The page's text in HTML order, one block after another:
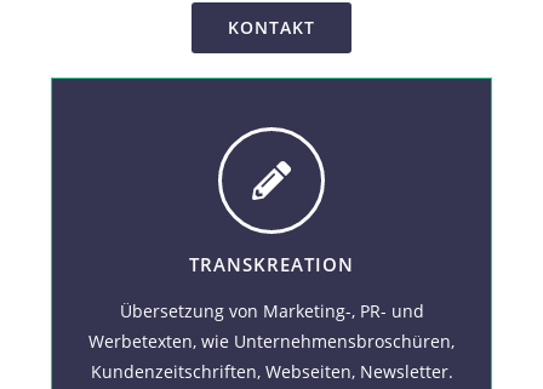
KONTAKT
TRANSKREATION
Übersetzung von Marketing-, PR- und
Werbetexten, wie Unternehmensbroschüren,
Kundenzeitschriften, Webseiten, Newsletter.